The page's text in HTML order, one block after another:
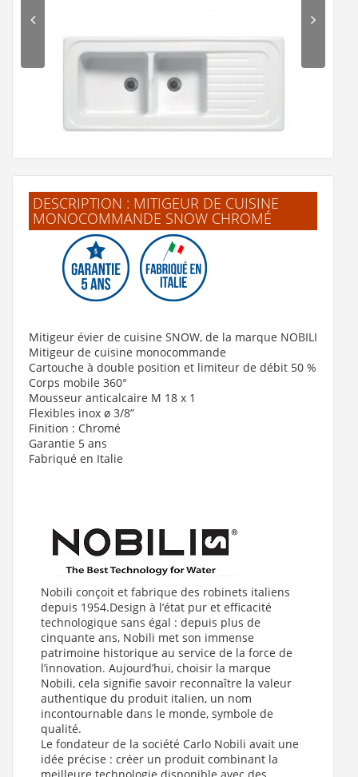
Évier à encastrer en céramique ISLANDE 120 cm - 2
cuves Blanc
Voir le produit
DESCRIPTION : MITIGEUR DE CUISINE
MONOCOMMANDE SNOW CHROMÉ
Mitigeur évier de cuisine SNOW, de la marque NOBILI
Mitigeur de cuisine monocommande
Cartouche à double position et limiteur de débit 50 %
Corps mobile 360°
Mousseur anticalcaire M 18 x 1
Flexibles inox ø 3/8”
Finition : Chromé
Garantie 5 ans
Fabriqué en Italie
Nobili conçoit et fabrique des robinets italiens
depuis 1954.Design à l’état pur et efficacité
technologique sans égal : depuis plus de
cinquante ans, Nobili met son immense
patrimoine historique au service de la force de
l’innovation. Aujourd’hui, choisir la marque
Nobili, cela signifie savoir reconnaître la valeur
authentique du produit italien, un nom
incontournable dans le monde, symbole de
qualité.
Le fondateur de la société Carlo Nobili avait une
idée précise : créer un produit combinant la